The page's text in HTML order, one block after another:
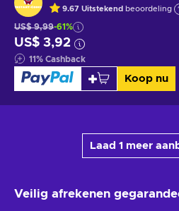
9.67 Uitstekend beoordeling
US$ 9,99-61%
US$ 3,92
11% Cashback
Koop nu
Laad 1 meer
Veilig afrekenen